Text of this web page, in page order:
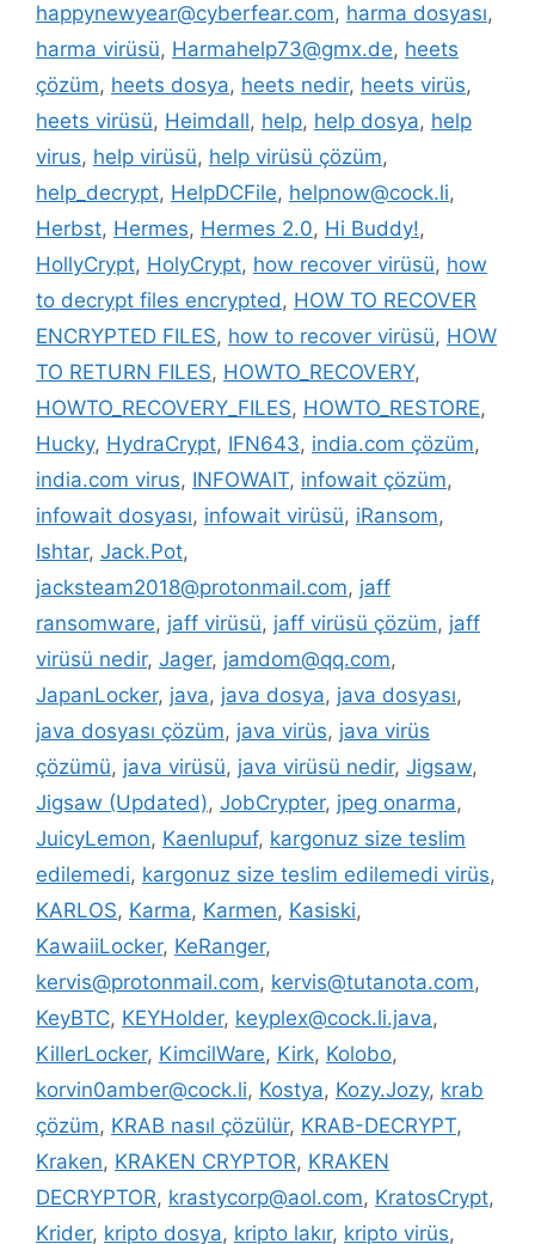
happynewyear@cyberfear.com, harma dosyası,
harma virüsü, Harmahelp73@gmx.de, heets
çözüm, heets dosya, heets nedir, heets virüs,
heets virüsü, Heimdall, help, help dosya, help
virus, help virüsü, help virüsü çözüm,
help_decrypt, HelpDCFile, helpnow@cock.li,
Herbst, Hermes, Hermes 2.0, Hi Buddy!,
HollyCrypt, HolyCrypt, how recover virüsü, how
to decrypt files encrypted, HOW TO RECOVER
ENCRYPTED FILES, how to recover virüsü, HOW
TO RETURN FILES, HOWTO_RECOVERY,
HOWTO_RECOVERY_FILES, HOWTO_RESTORE,
Hucky, HydraCrypt, IFN643, india.com çözüm,
india.com virus, INFOWAIT, infowait çözüm,
infowait dosyası, infowait virüsü, iRansom,
Ishtar, Jack.Pot,
jacksteam2018@protonmail.com, jaff
ransomware, jaff virüsü, jaff virüsü çözüm, jaff
virüsü nedir, Jager, jamdom@qq.com,
JapanLocker, java, java dosya, java dosyası,
java dosyası çözüm, java virüs, java virüs
çözümü, java virüsü, java virüsü nedir, Jigsaw,
Jigsaw (Updated), JobCrypter, jpeg onarma,
JuicyLemon, Kaenlupuf, kargonuz size teslim
edilemedi, kargonuz size teslim edilemedi virüs,
KARLOS, Karma, Karmen, Kasiski,
KawaiiLocker, KeRanger,
kervis@protonmail.com, kervis@tutanota.com,
KeyBTC, KEYHolder, keyplex@cock.li.java,
KillerLocker, KimcilWare, Kirk, Kolobo,
korvin0amber@cock.li, Kostya, Kozy.Jozy, krab
çözüm, KRAB nasıl çözülür, KRAB-DECRYPT,
Kraken, KRAKEN CRYPTOR, KRAKEN
DECRYPTOR, krastycorp@aol.com, KratosCrypt,
Krider, kripto dosya, kripto lakır, kripto virüs,